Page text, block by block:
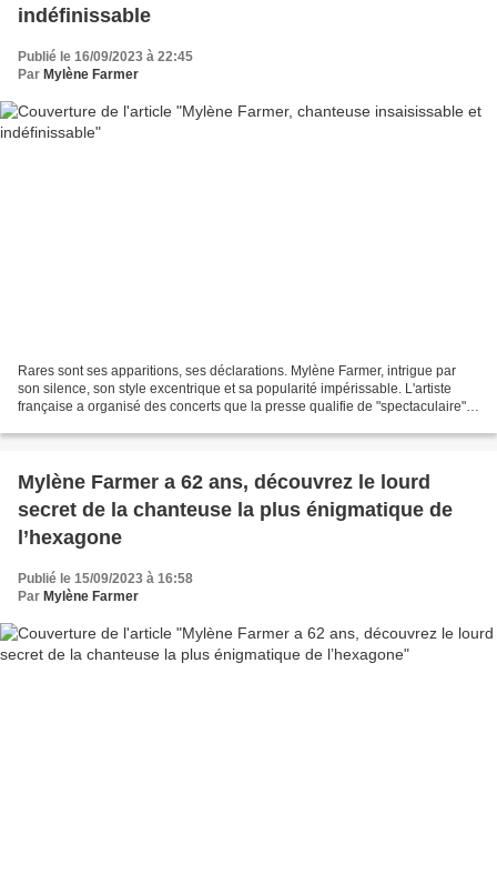
indéfinissable
Publié le 16/09/2023 à 22:45
Par Mylène Farmer
Rares sont ses apparitions, ses déclarations. Mylène Farmer, intrigue par
son silence, son style excentrique et sa popularité impérissable. L'artiste
française a organisé des concerts que la presse qualifie de "spectaculaire",
Mylène Farmer a 62 ans, découvrez le lourd
secret de la chanteuse la plus énigmatique de
l’hexagone
Publié le 15/09/2023 à 16:58
Par Mylène Farmer